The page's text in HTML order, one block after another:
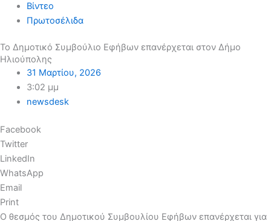
Βίντεο
Πρωτοσέλιδα
Το Δημοτικό Συμβούλιο Εφήβων επανέρχεται στον Δήμο
Ηλιούπολης
31 Μαρτίου, 2026
3:02 μμ
newsdesk
Facebook
Twitter
LinkedIn
WhatsApp
Email
Print
Ο θεσμός του Δημοτικού Συμβουλίου Εφήβων επανέρχεται για